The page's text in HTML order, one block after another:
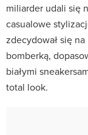
miliarder udali się
casualowe
zdecydował się
bomberką,
białymi
total look.